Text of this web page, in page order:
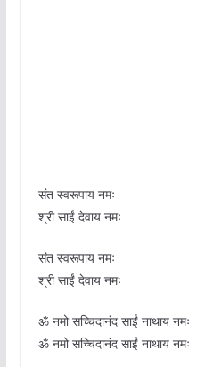
संत स्वरूपाय नमः
श्री साईं देवाय नमः
संत स्वरूपाय नमः
श्री साईं देवाय नमः
ॐ नमो सच्चिदानंद साईं नाथाय नमः
ॐ नमो सच्चिदानंद साईं नाथाय नमः